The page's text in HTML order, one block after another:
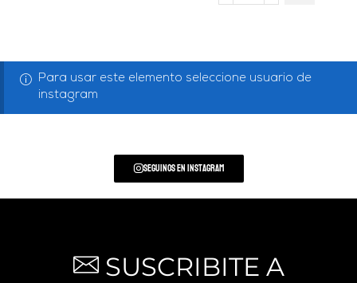
Para usar este elemento seleccione usuario de
instagram
Seguinos en Instagram
SUSCRIBITE A